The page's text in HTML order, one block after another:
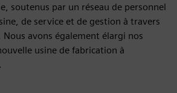
soutenus par un réseau de personnel
de service et de gestion à travers
avons également élargi nos
usine de fabrication à